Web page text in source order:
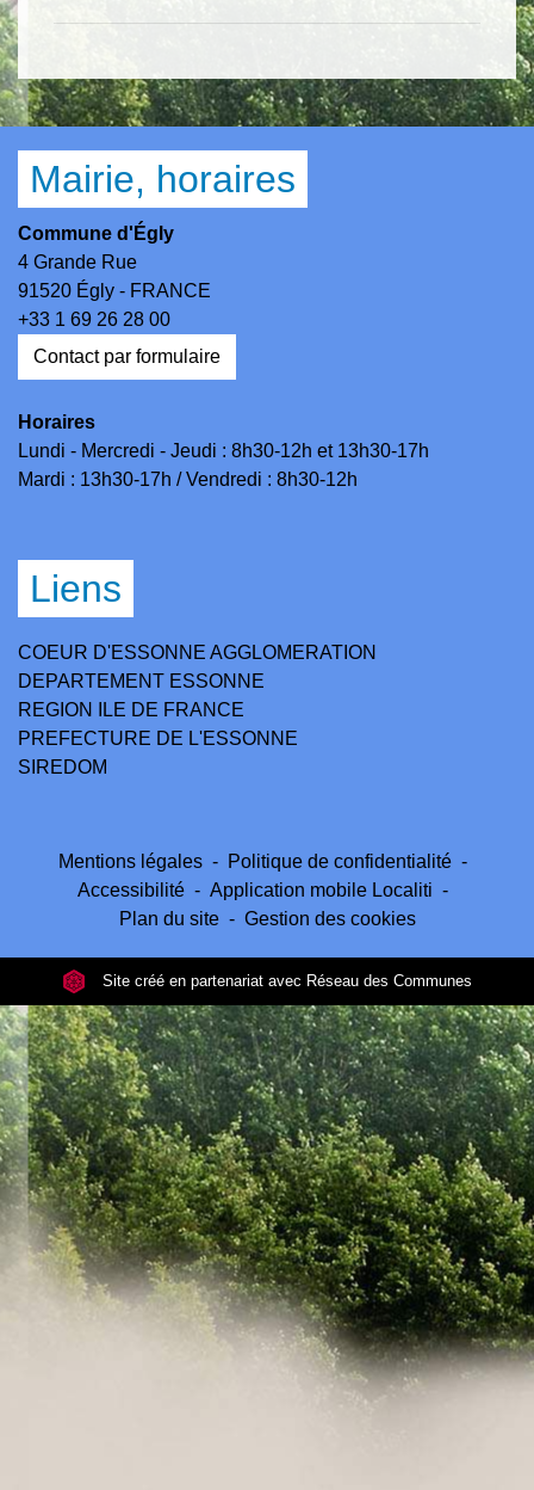
Mairie, horaires
Commune d'Égly
4 Grande Rue
91520 Égly - FRANCE
+33 1 69 26 28 00
Contact par formulaire
Horaires
Lundi - Mercredi - Jeudi : 8h30-12h et 13h30-17h
Mardi : 13h30-17h / Vendredi : 8h30-12h
Liens
COEUR D'ESSONNE AGGLOMERATION
DEPARTEMENT ESSONNE
REGION ILE DE FRANCE
PREFECTURE DE L'ESSONNE
SIREDOM
Mentions légales - Politique de confidentialité -
Accessibilité - Application mobile Localiti -
Plan du site - Gestion des cookies
Site créé en partenariat avec Réseau des Communes